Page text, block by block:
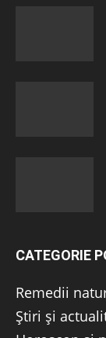
CATEGORIE
Remedii
Știri și